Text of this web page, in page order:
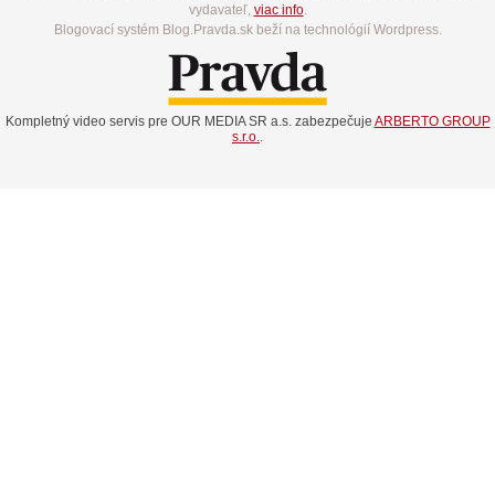
vydavateľ, viac info.
Blogovací systém Blog.Pravda.sk beží na technológií Wordpress.
Kompletný video servis pre OUR MEDIA SR a.s. zabezpečuje ARBERTO GROUP
s.r.o.